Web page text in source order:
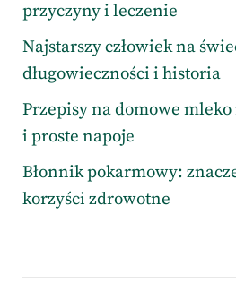
przyczyny i leczenie
Najstarszy człowiek na
długowieczności i historia
Przepisy na domowe
i proste napoje
Błonnik pokarmowy:
korzyści zdrowotne